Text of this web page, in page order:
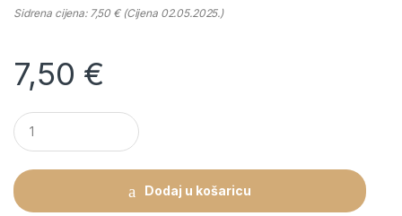
Sidrena cijena: 7,50 €(Cijena 02.05.2025.)
7,50 €
Q
u
a
t
i
Dodaj u košaricu